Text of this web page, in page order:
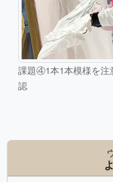
課題④1本1本模様を注
認